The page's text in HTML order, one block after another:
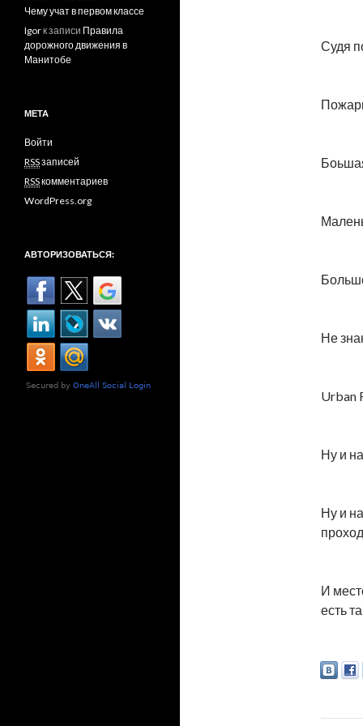
Судя
Не
Urban
Ну и
Ну и
И
есть
Чему учат в первом классе
Igorк записи Правила
дорожного движения в
Манитобе
МЕТА
Войти
RSSзаписей
RSSкомментариев
WordPress.org
АВТОРИЗОВАТЬСЯ: